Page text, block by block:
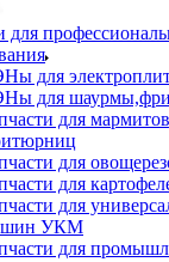
для
для
для
для
для
для
для
УКМ
для